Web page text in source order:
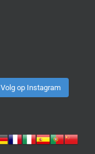
Volg op Instagram